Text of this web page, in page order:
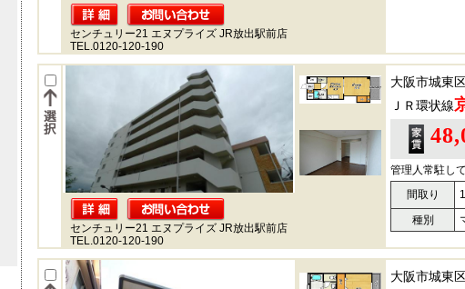
センチュリー21 エヌプライズ JR放出駅前店
TEL.0120-120-190
大阪市城東
ＪＲ環状線
管理人常駐し
間取り
種別
センチュリー21 エヌプライズ JR放出駅前店
TEL.0120-120-190
大阪市城東